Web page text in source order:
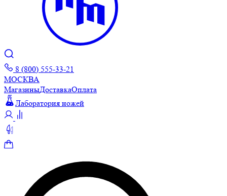
8 (800) 555-33-21
МОСКВА
МагазиныДоставкаОплата
Лаборатория ножей